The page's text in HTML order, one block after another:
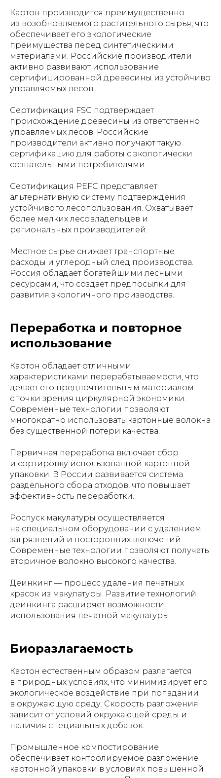
Картон производится преимущественно
из возобновляемого растительного сырья, что
обеспечивает его экологические
преимущества перед синтетическими
материалами. Российские производители
активно развивают использование
сертифицированной древесины из устойчиво
управляемых лесов.
Сертификация FSC подтверждает
происхождение древесины из ответственно
управляемых лесов. Российские
производители активно получают такую
сертификацию для работы с экологически
сознательными потребителями.
Сертификация PEFC представляет
альтернативную систему подтверждения
устойчивого лесопользования. Охватывает
более мелких лесовладельцев и
региональных производителей.
Местное сырье снижает транспортные
расходы и углеродный след производства.
Россия обладает богатейшими лесными
ресурсами, что создает предпосылки для
развития экологичного производства.
Переработка и повторное
использование
Картон обладает отличными
характеристиками перерабатываемости, что
делает его предпочтительным материалом
с точки зрения циркулярной экономики.
Современные технологии позволяют
многократно использовать картонные волокна
без существенной потери качества.
Первичная переработка включает сбор
и сортировку использованной картонной
упаковки. В России развивается система
раздельного сбора отходов, что повышает
эффективность переработки.
Роспуск макулатуры осуществляется
на специальном оборудовании с удалением
загрязнений и посторонних включений.
Современные технологии позволяют получать
вторичное волокно высокого качества.
Деинкинг — процесс удаления печатных
красок из макулатуры. Развитие технологий
деинкинга расширяет возможности
использования печатной макулатуры.
Биоразлагаемость
Картон естественным образом разлагается
в природных условиях, что минимизирует его
экологическое воздействие при попадании
в окружающую среду. Скорость разложения
зависит от условий окружающей среды и
наличия специальных добавок.
Промышленное компостирование
обеспечивает контролируемое разложение
картонной упаковки в условиях повышенной